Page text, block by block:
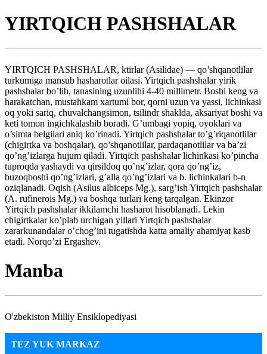
YIRTQICH PASHSHALAR
YIRTQICH PASHSHALAR, ktirlar (Asilidae) — qo’shqanotlilar
turkumiga mansub hasharotlar oilasi. Yirtqich pashshalar yirik
pashshalar bo’lib, tanasining uzunlihi 4-40 millimetr. Boshi keng va
harakatchan, mustahkam xartumi bor, qorni uzun va yassi, lichinkasi
oq yoki sariq, chuvalchangsimon, tsilindr shaklda, aksariyat boshi va
keti tomon ingichkalashib boradi. G’umbagi yopiq, oyoklari va
o’simta belgilari aniq ko’rinadi. Yirtqich pashshalar to’g’riqanotlilar
(chigirtka va boshqalar), qo’shqanotlilar, pardaqanotlilar va ba’zi
qo’ng’izlarga hujum qiladi. Yirtqich pashshalar lichinkasi ko’pincha
tuproqda yashaydi va qirsildoq qo’ng’izlar, qora qo’ng’iz,
buzoqboshi qo’ng’izlari, g’alla qo’ng’izlari va b. lichinkalari b-n
oziqlanadi. Oqish (Asilus albiceps Mg.), sarg’ish Yirtqich pashshalar
(A. rufinerois Mg.) va boshqa turlari keng tarqalgan. Ekinzor
Yirtqich pashshalar ikkilamchi hasharot hisoblanadi. Lekin
chigirtkalar ko’plab urchigan yillari Yirtqich pashshalar
zararkunandalar o’chog’ini tugatishda katta amaliy ahamiyat kasb
etadi. Norqo’zi Ergashev.
Manba
O'zbekiston Milliy Ensiklopediyasi
TEZ YUK MARKAZ